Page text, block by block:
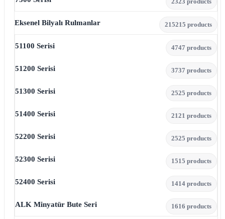
Eksenel Bilyalı Rulmanlar 215215 products
51100 Serisi 4747 products
51200 Serisi 3737 products
51300 Serisi 2525 products
51400 Serisi 2121 products
52200 Serisi 2525 products
52300 Serisi 1515 products
52400 Serisi 1414 products
ALK Minyatür Bute Seri 1616 products